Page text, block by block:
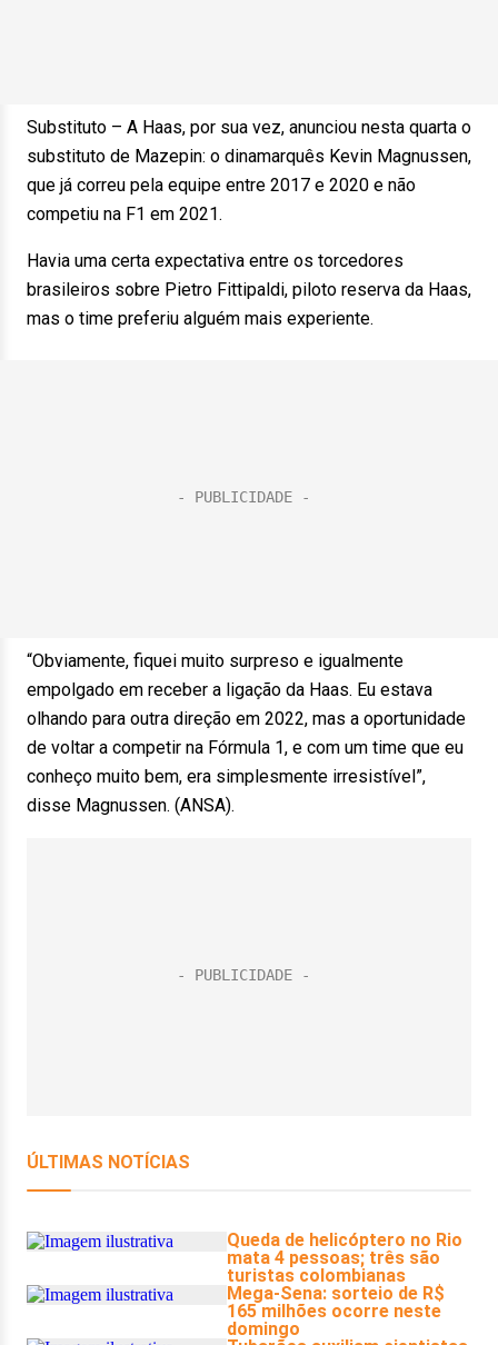
Substituto – A Haas, por sua vez, anunciou nesta quarta o
substituto de Mazepin: o dinamarquês Kevin Magnussen,
que já correu pela equipe entre 2017 e 2020 e não
competiu na F1 em 2021.
Havia uma certa expectativa entre os torcedores
brasileiros sobre Pietro Fittipaldi, piloto reserva da Haas,
mas o time preferiu alguém mais experiente.
“Obviamente, fiquei muito surpreso e igualmente
empolgado em receber a ligação da Haas. Eu estava
olhando para outra direção em 2022, mas a oportunidade
de voltar a competir na Fórmula 1, e com um time que eu
conheço muito bem, era simplesmente irresistível”,
disse Magnussen. (ANSA).